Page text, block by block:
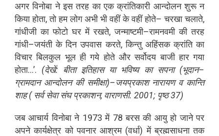
अगर विनोबा ने इस तरह का एक क्रांतिकारी आन्दोलन शुरू न
किया होता,तो हम लोग अभी भी वहीं के वहीं होते– चरखा चलाते,
गांधीजी का फोटो घर में रखते,जन्माष्टमी–रामनवमी की तरह
गांधी–जयंती के दिन उपवास करते,किन्तु अहिंसक क्रांति का
विचार बिलकुल भूल ही गये होते और सर्वोदय बाजी हार गया
होता…’. (देखें: बीता इतिहास या भविष्य का सपना(भूदान–
ग्रामदान आन्दोलन की समीक्षा)–जयप्रकाश नारायण व कान्ति
शाह( सर्व सेवा संघ प्रकाशन, वाराणसी. 2001; पृष्ठ37)
जब आचार्य विनोबा ने1973में78बरस की आयु हो जाने पर
अपने कार्यक्षेत्र को पवनार आश्रम(वर्धा)में ब्रह्मसाधना तक